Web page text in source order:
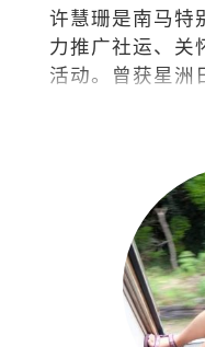
许慧珊是南马特
力推广社运、关
活动。曾获星洲
家，文章常见
人》及《左雍右